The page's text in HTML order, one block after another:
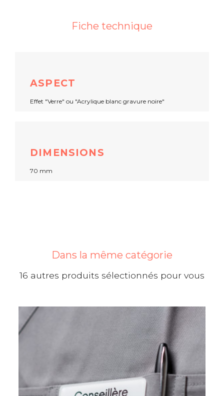
Fiche technique
ASPECT
Effet "Verre" ou "Acrylique blanc gravure noire"
DIMENSIONS
70 mm
Dans la même catégorie
16 autres produits sélectionnés pour vous